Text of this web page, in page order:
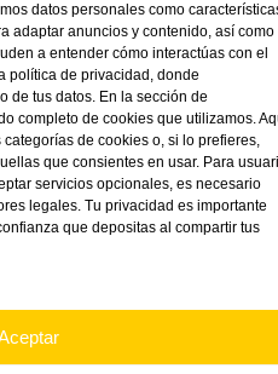
datos personales como
adaptar anuncios y contenido, así como
a entender cómo interactúas con el
política de privacidad, donde
de tus datos. En la sección de
completo de cookies que utilizamos.
de cookies o, si lo prefieres,
que consientes en usar. Para
servicios opcionales, es necesario
legales. Tu privacidad es importante
que depositas al compartir tus